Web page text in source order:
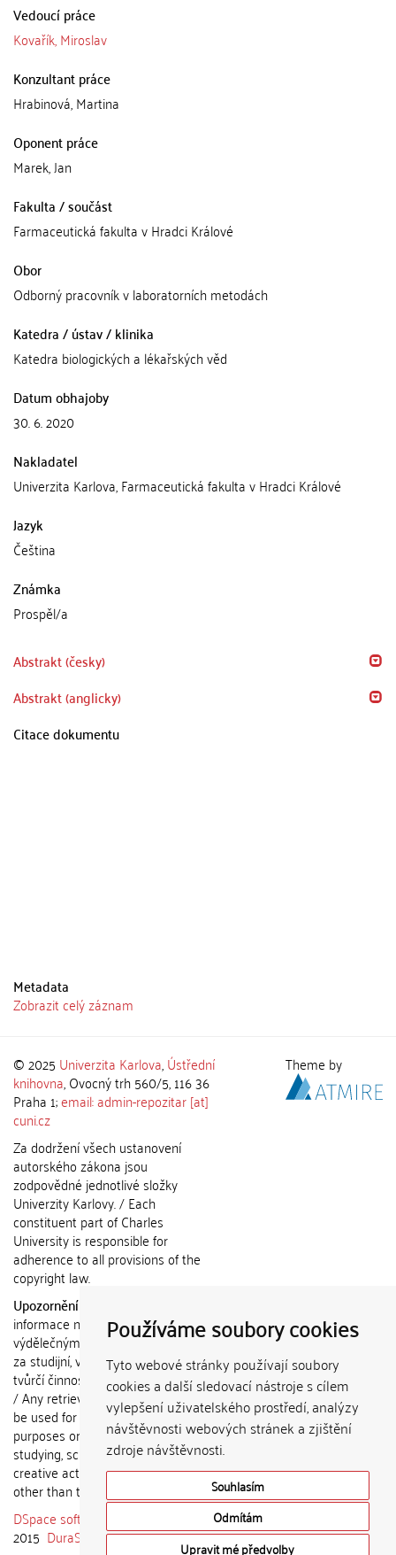
Používáme soubory cookies
Tyto webové stránky používají soubory
cookies a další sledovací nástroje s cílem
vylepšení uživatelského prostředí, analýzy
návštěvnosti webových stránek a zjištění
zdroje návštěvnosti.
Souhlasím
Odmítám
Upravit mé předvolby
Vedoucí práce
Kovařík, Miroslav
Konzultant práce
Hrabinová, Martina
Oponent práce
Marek, Jan
Fakulta / součást
Farmaceutická fakulta v Hradci Králové
Obor
Odborný pracovník v laboratorních metodách
Katedra / ústav / klinika
Katedra biologických a lékařských věd
Datum obhajoby
30. 6. 2020
Nakladatel
Univerzita Karlova, Farmaceutická fakulta v Hradci Králové
Jazyk
Čeština
Známka
Prospěl/a
Abstrakt (česky)
Abstrakt (anglicky)
Citace dokumentu
Metadata
Zobrazit celý záznam
© 2025 Univerzita Karlova,Ústřední
knihovna, Ovocný trh 560/5, 116 36
Praha 1;email: admin-repozitar [at]
cuni.cz
Za dodržení všech ustanovení
autorského zákona jsou
zodpovědné jednotlivé složky
Univerzity Karlovy. / Each
constituent part of Charles
University is responsible for
adherence to all provisions of the
copyright law.
Upozornění / Notice:
informace nemohou být použity k
výdělečným účelům nebo vydávány
za studijní, vědeckou nebo jinou
tvůrčí činnost jiné osoby než autora.
/ Any retrieved information shall not
be used for any commercial
purposes or claimed as results of
studying, scientific or any other
creative activities of any person
other than the author.
DSpace software
copyright © 2002-
2015 DuraSpace
Theme by